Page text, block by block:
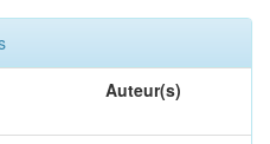
Auteur(s)